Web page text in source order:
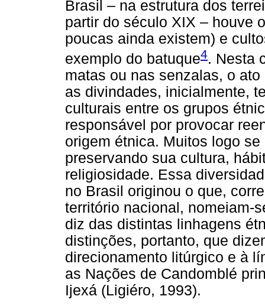
Brasil – na estrutura dos
partir do século XIX – houve
poucas ainda existem) e
exemplo do batuque4. Nesta
matas ou nas senzalas, o
as divindades, inicialmente,
culturais entre os grupos
responsável por provocar
origem étnica. Muitos logo
preservando sua cultura,
religiosidade. Essa
no Brasil originou o que,
território nacional, nomeiam-
diz das distintas linhagens
distinções, portanto, que
direcionamento litúrgico e à
as Nações de Candomblé
Ijexá (Ligiéro, 1993).